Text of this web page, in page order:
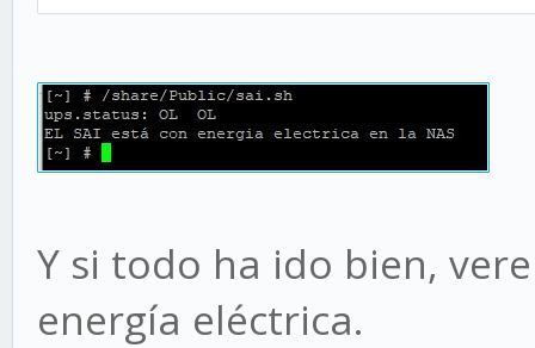
Y si todo ha ido bien,
energía eléctrica.